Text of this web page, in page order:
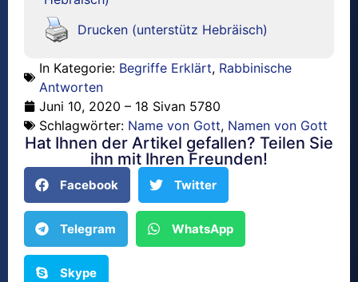
Drucken (unterstütz Hebräisch)
In Kategorie: Begriffe Erklärt, Rabbinische
Antworten
Juni 10, 2020 – 18 Sivan 5780
Schlagwörter: Name von Gott, Namen von Gott
Hat Ihnen der Artikel gefallen? Teilen Sie
ihn mit Ihren Freunden!
Facebook Twitter
Telegram WhatsApp
Skype